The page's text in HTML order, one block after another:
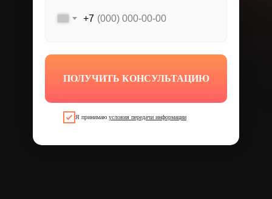
Я принимаю условия передачи информации
+7
ПОЛУЧИТЬ КОНСУЛЬТАЦИЮ